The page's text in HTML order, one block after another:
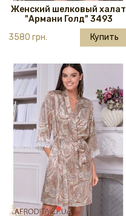
Женский шелковый халат
"Армани Голд" 3493
3580 грн.
Купить